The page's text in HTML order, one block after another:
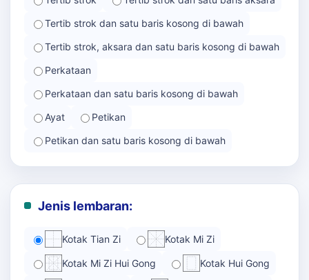
Tertib strok dan satu baris kosong di bawah
Tertib strok, aksara dan satu baris kosong di bawah
Perkataan
Perkataan dan satu baris kosong di bawah
Ayat
Petikan
Petikan dan satu baris kosong di bawah
Jenis lembaran:
Kotak Tian Zi Kotak Mi Zi
Kotak Mi Zi Hui Gong Kotak Hui Gong